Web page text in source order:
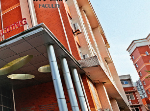
FACULTY